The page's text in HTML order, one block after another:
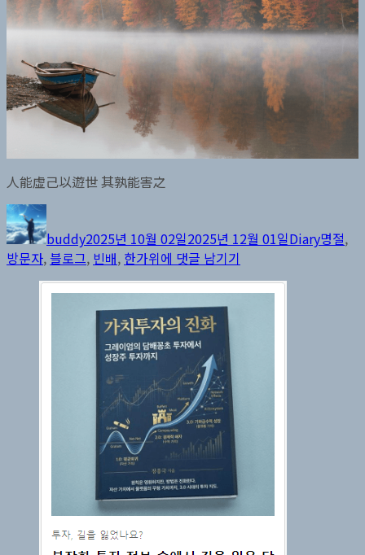
人能虛己以遊世 其孰能害之
글
쓴
이
buddy성
일
자
2025년 10월 02일2025년 12월 01일테
고
Diary그
명절,
방문자, 블로그, 빈배, 한가위buddy
가
늘
어
나
는
것
은
기
분
좋
은
일
에 댓글 남기기